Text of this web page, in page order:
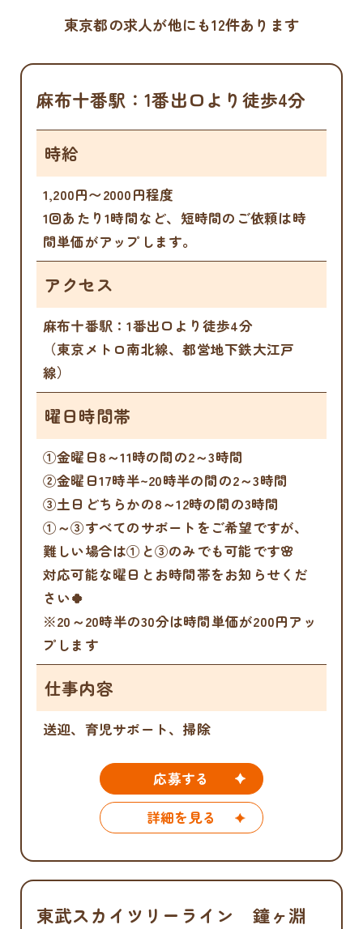
東京都の求人が他にも12件あります
麻布十番駅：1番出口より徒歩4分
時給
1,200円〜2000円程度
1回あたり1時間など、短時間のご依頼は時
間単価がアップします。
アクセス
麻布十番駅：1番出口より徒歩4分
（東京メトロ南北線、都営地下鉄大江戸
線）
曜日時間帯
①金曜日8～11時の間の2～3時間
②金曜日17時半~20時半の間の2～3時間
③土日どちらかの8～12時の間の3時間
①～③すべてのサポートをご希望ですが、
難しい場合は①と③のみでも可能です🌸
対応可能な曜日とお時間帯をお知らせくだ
さい🍀
※20～20時半の30分は時間単価が200円アッ
プします
仕事内容
送迎、育児サポート、掃除
応募する
詳細を見る
東武スカイツリーライン 鐘ヶ淵